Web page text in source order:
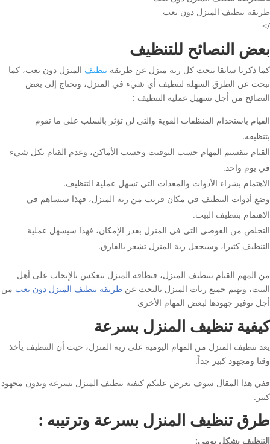
طريقة تنظيف المنزل دون تعب
/>
بعض النصائح للتنظيف
كما ذكرنا سابقا تبحث كل ربة منزل عن طريقة تنظيف المنزل دون تعب، كما
تبحث عن الطرق السهلة لتنظيف أي شيء في المنزل، ونحتاج إلى بعض
النصائح من أجل تسهيل عملية التنظيف :
القيام باستخدام المنظفات القوية والتي لن تؤثر بالسلب على ما تقوم
بتنظيفه.
القيام بتقسيم المهام حسب التوقيت وحسب الأماكن، وعدم القيام بكل شيء
في يوم واحد.
الاهتمام بشراء الأدوات والمعدات التي تسهل عملية التنظيف.
وضع أدوات التنظيف في مكان قريب من ربة المنزل، فهذا سيساهم في
الاهتمام بتنظيف البيت.
التخلص من الفوضى التي في المنزل بقدر الإمكان، فهذا سيسهل عملية
التنظيف كثيرا، وسيجعل ربة المنزل تشعر بالفارق.
من المهم القيام بتنظيف المنزل، فنظافة المنزل تنعكس بالإيجاب على أهل
البيت، وتهتم جميع ربات المنزل بالبحث عن طريقة تنظيف المنزل دون تعب من
أجل توفير جهودها لبعض المهام الأخرى
كيفية تنظيف المنزل بسرعة
يعد تنظيف المنزل من المهام اليومية على ربه المنزل، حيث أن التنظيف يأخذ
وقتا ومجهود كبير جداً.
ففي هذا المقال سوف نعرض عليكم كيفية تنظيف المنزل بسرعة وبدون مجهود
كبير.
طرق تنظيف المنزل بسرعة وترتيبه :
التنظيف بشكل يومي: